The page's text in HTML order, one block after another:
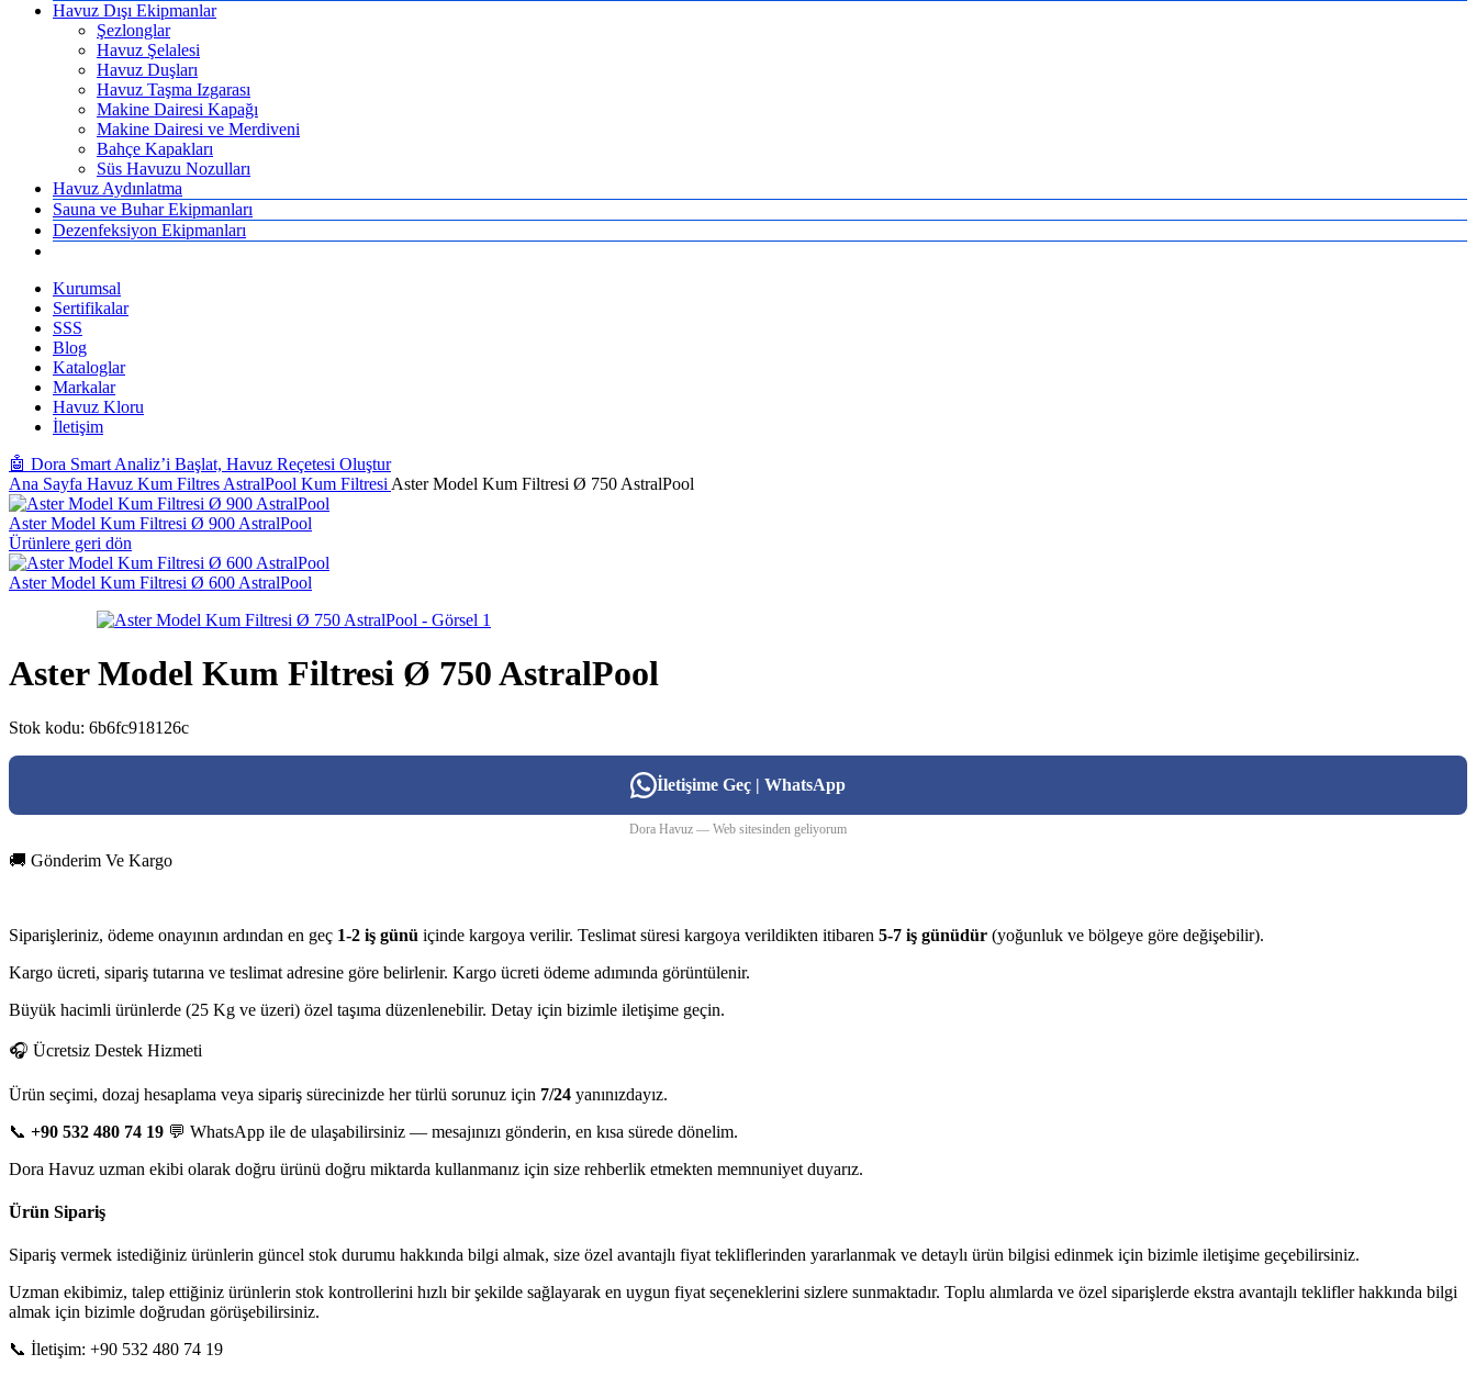
Havuz Dışı Ekipmanlar
Şezlonglar
Havuz Şelalesi
Havuz Duşları
Havuz Taşma Izgarası
Makine Dairesi Kapağı
Makine Dairesi ve Merdiveni
Bahçe Kapakları
Süs Havuzu Nozulları
Havuz Aydınlatma
Sauna ve Buhar Ekipmanları
Dezenfeksiyon Ekipmanları
Kurumsal
Sertifikalar
SSS
Blog
Kataloglar
Markalar
Havuz Kloru
İletişim
🤖 Dora Smart Analiz’i Başlat, Havuz Reçetesi Oluştur
Ana Sayfa Havuz Kum Filtres AstralPool Kum Filtresi Aster Model Kum Filtresi Ø 750 AstralPool
Aster Model Kum Filtresi Ø 900 AstralPool
Ürünlere geri dön
Aster Model Kum Filtresi Ø 600 AstralPool
Aster Model Kum Filtresi Ø 750 AstralPool
Stok kodu: 6b6fc918126c
İletişime Geç | WhatsApp
Dora Havuz — Web sitesinden geliyorum
🚚 Gönderim Ve Kargo
Siparişleriniz, ödeme onayının ardından en geç 1-2 iş günü içinde kargoya verilir. Teslimat süresi kargoya verildikten itibaren 5-7 iş günüdür (yoğunluk ve bölgeye göre değişebilir).
Kargo ücreti, sipariş tutarına ve teslimat adresine göre belirlenir. Kargo ücreti ödeme adımında görüntülenir.
Büyük hacimli ürünlerde (25 Kg ve üzeri) özel taşıma düzenlenebilir. Detay için bizimle iletişime geçin.
🎧 Ücretsiz Destek Hizmeti
Ürün seçimi, dozaj hesaplama veya sipariş sürecinizde her türlü sorunuz için 7/24 yanınızdayız.
📞 +90 532 480 74 19 💬 WhatsApp ile de ulaşabilirsiniz — mesajınızı gönderin, en kısa sürede dönelim.
Dora Havuz uzman ekibi olarak doğru ürünü doğru miktarda kullanmanız için size rehberlik etmekten memnuniyet duyarız.
Ürün Sipariş
Sipariş vermek istediğiniz ürünlerin güncel stok durumu hakkında bilgi almak, size özel avantajlı fiyat tekliflerinden yararlanmak ve detaylı ürün bilgisi edinmek için bizimle iletişime geçebilirsiniz.
Uzman ekibimiz, talep ettiğiniz ürünlerin stok kontrollerini hızlı bir şekilde sağlayarak en uygun fiyat seçeneklerini sizlere sunmaktadır. Toplu alımlarda ve özel siparişlerde ekstra avantajlı teklifler hakkında bilgi
almak için bizimle doğrudan görüşebilirsiniz.
📞 İletişim: +90 532 480 74 19